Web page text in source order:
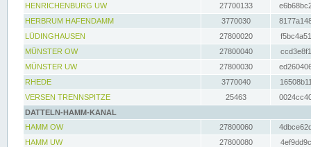
HENRICHENBURG UW
27700133
HERBRUM HAFENDAMM
3770030
LÜDINGHAUSEN
27800020
MÜNSTER OW
27800040
MÜNSTER UW
27800030
RHEDE
3770040
VERSEN TRENNSPITZE
25463
DATTELN-HAMM-KANAL
HAMM OW
27800060
HAMM UW
27800080